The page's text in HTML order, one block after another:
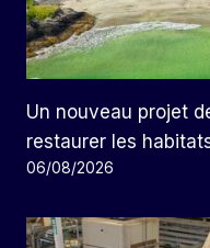
Un nouveau projet
restaurer les
06/08/2026